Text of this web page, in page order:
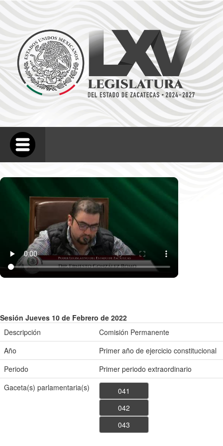
Sesión Jueves 10 de Febrero de 2022
Descripción
Comisión Permanente
Año
Primer año de ejercicio constitucional
Periodo
Primer periodo extraordinario
Gaceta(s) parlamentaria(s)
041
042
043